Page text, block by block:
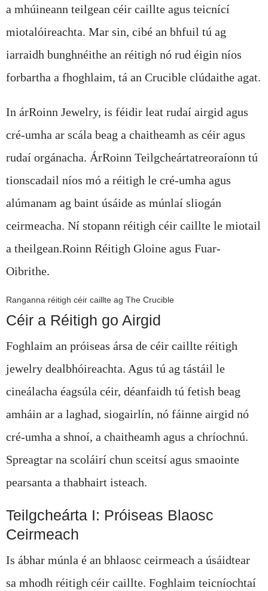
a mhúineann teilgean céir caillte agus teicnící
miotalóireachta. Mar sin, cibé an bhfuil tú ag
iarraidh bunghnéithe an réitigh nó rud éigin níos
forbartha a fhoghlaim, tá an Crucible clúdaithe agat.
In árRoinn Jewelry, is féidir leat rudaí airgid agus
cré-umha ar scála beag a chaitheamh as céir agus
rudaí orgánacha. ÁrRoinn Teilgcheártatreoraíonn tú
tionscadail níos mó a réitigh le cré-umha agus
alúmanam ag baint úsáide as múnlaí sliogán
ceirmeacha. Ní stopann réitigh céir caillte le miotail
a theilgean.Roinn Réitigh Gloine agus Fuar-
Oibrithe.
Ranganna réitigh céir caillte ag The Crucible
Céir a Réitigh go Airgid
Foghlaim an próiseas ársa de céir caillte réitigh
jewelry dealbhóireachta. Agus tú ag tástáil le
cineálacha éagsúla céir, déanfaidh tú fetish beag
amháin ar a laghad, siogairlín, nó fáinne airgid nó
cré-umha a shnoí, a chaitheamh agus a chríochnú.
Spreagtar na scoláirí chun sceitsí agus smaointe
pearsanta a thabhairt isteach.
Teilgcheárta I: Próiseas Blaosc
Ceirmeach
Is ábhar múnla é an bhlaosc ceirmeach a úsáidtear
sa mhodh réitigh céir caillte. Foghlaim teicníochtaí